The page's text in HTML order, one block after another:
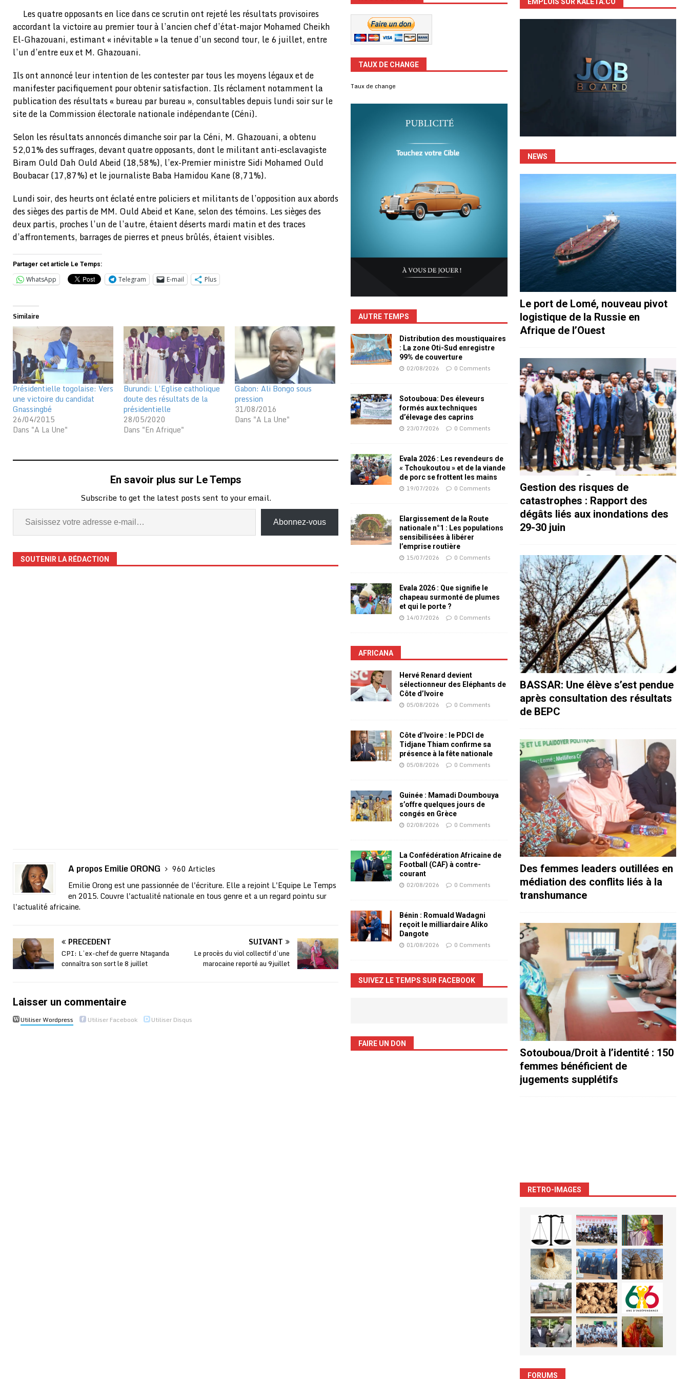
Les quatre opposants en lice dans ce scrutin ont rejeté les résultats provisoires
accordant la victoire au premier tour à l’ancien chef d’état-major Mohamed Cheikh
El-Ghazouani, estimant « inévitable » la tenue d’un second tour, le 6 juillet, entre
l’un d’entre eux et M. Ghazouani.
Ils ont annoncé leur intention de les contester par tous les moyens légaux et de
manifester pacifiquement pour obtenir satisfaction. Ils réclament notamment la
publication des résultats « bureau par bureau », consultables depuis lundi soir sur le
site de la Commission électorale nationale indépendante (Céni).
Selon les résultats annoncés dimanche soir par la Céni, M. Ghazouani, a obtenu
52,01% des suffrages, devant quatre opposants, dont le militant anti-esclavagiste
Biram Ould Dah Ould Abeid (18,58%), l’ex-Premier ministre Sidi Mohamed Ould
Boubacar (17,87%) et le journaliste Baba Hamidou Kane (8,71%).
Lundi soir, des heurts ont éclaté entre policiers et militants de l’opposition aux abords
des sièges des partis de MM. Ould Abeid et Kane, selon des témoins. Les sièges des
deux partis, proches l’un de l’autre, étaient déserts mardi matin et des traces
d’affrontements, barrages de pierres et pneus brûlés, étaient visibles.
Partager cet article Le Temps:
WhatsApp Telegram E-mail Plus
Similaire
Présidentielle togolaise: Vers
une victoire du candidat
Gnassingbé
26/04/2015
Dans "A La Une"
Burundi: L’Eglise catholique
doute des résultats de la
présidentielle
28/05/2020
Dans "En Afrique"
Gabon: Ali Bongo sous
pression
31/08/2016
Dans "A La Une"
En savoir plus sur Le Temps
Subscribe to get the latest posts sent to your email.
Abonnez-vous
SOUTENIR LA RÉDACTION
A propos Emilie ORONG
960 Articles
Emilie Orong est une passionnée de l'écriture. Elle a rejoint L'Equipe Le Temps
en 2015. Couvre l'actualité nationale en tous genre et a un regard pointu sur
l'actualité africaine.
PRÉCÉDENT
CPI: L’ex-chef de guerre Ntaganda
connaîtra son sort le 8 juillet
SUIVANT
Le procès du viol collectif d’une
marocaine reporté au 9juillet
Laisser un commentaire
Utiliser Wordpress Utiliser Facebook Utiliser Disqus
TAUX DE CHANGE
Taux de change
AUTRE TEMPS
Distribution des moustiquaires
: La zone Oti-Sud enregistre
99% de couverture
02/08/2026 0 Comments
Sotouboua: Des éleveurs
formés aux techniques
d’élevage des caprins
23/07/2026 0 Comments
Evala 2026 : Les revendeurs de
« Tchoukoutou » et de la viande
de porc se frottent les mains
19/07/2026 0 Comments
Elargissement de la Route
nationale n°1 : Les populations
sensibilisées à libérer
l’emprise routière
15/07/2026 0 Comments
Evala 2026 : Que signifie le
chapeau surmonté de plumes
et qui le porte ?
14/07/2026 0 Comments
AFRICANA
Hervé Renard devient
sélectionneur des Eléphants de
Côte d’Ivoire
05/08/2026 0 Comments
Côte d’Ivoire : le PDCI de
Tidjane Thiam confirme sa
présence à la fête nationale
05/08/2026 0 Comments
Guinée : Mamadi Doumbouya
s’offre quelques jours de
congés en Grèce
02/08/2026 0 Comments
La Confédération Africaine de
Football (CAF) à contre-
courant
02/08/2026 0 Comments
Bénin : Romuald Wadagni
reçoit le milliardaire Aliko
Dangote
01/08/2026 0 Comments
SUIVEZ LE TEMPS SUR FACEBOOK
FAIRE UN DON
NEWS
Le port de Lomé, nouveau pivot
logistique de la Russie en
Afrique de l’Ouest
Gestion des risques de
catastrophes : Rapport des
dégâts liés aux inondations des
29-30 juin
BASSAR: Une élève s’est pendue
après consultation des résultats
de BEPC
Des femmes leaders outillées en
médiation des conflits liés à la
transhumance
Sotouboua/Droit à l’identité : 150
femmes bénéficient de
jugements supplétifs
RETRO-IMAGES
FORUMS